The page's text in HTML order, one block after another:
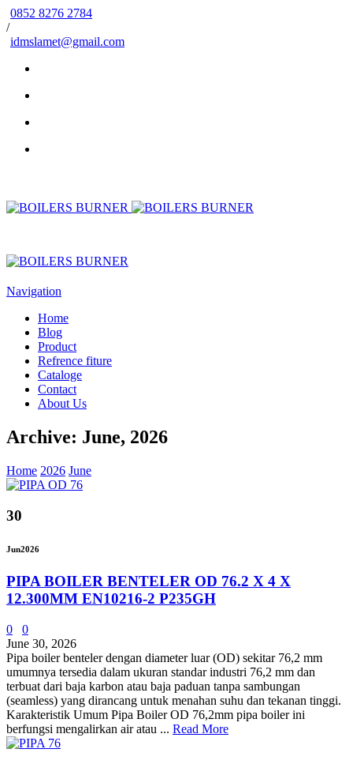
0852 8276 2784
/
idmslamet@gmail.com
Navigation
Home
Blog
Product
Refrence fiture
Cataloge
Contact
About Us
Archive: June, 2026
Home 2026 June
30
Jun2026
PIPA BOILER BENTELER OD 76.2 X 4 X
12.300MM EN10216-2 P235GH
0
0
June 30, 2026
Pipa boiler benteler dengan diameter luar (OD) sekitar 76,2 mm
umumnya tersedia dalam ukuran standar industri 76,2 mm dan
terbuat dari baja karbon atau baja paduan tanpa sambungan
(seamless) yang dirancang untuk menahan suhu dan tekanan tinggi.
Karakteristik Umum Pipa Boiler OD 76,2mm pipa boiler ini
berfungsi mengalirkan air atau ... Read More